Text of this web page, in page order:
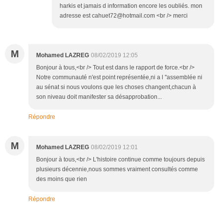
harkis et jamais d information encore les oubliés. mon
adresse est cahuet72@hotmail.com <br /> merci
M Mohamed LAZREG 08/02/2019 12:05
Bonjour à tous,<br /> Tout est dans le rapport de force.<br />
Notre communauté n'est point représentée,ni a l ''assemblée ni
au sénat si nous voulons que les choses changent,chacun à
son niveau doit manifester sa désapprobation...
Répondre
M Mohamed LAZREG 08/02/2019 12:01
Bonjour à tous,<br /> L'histoire continue comme toujours depuis
plusieurs décennie,nous sommes vraiment consultés comme
des moins que rien
Répondre